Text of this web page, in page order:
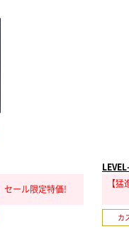
セール限定特価!
【
カ